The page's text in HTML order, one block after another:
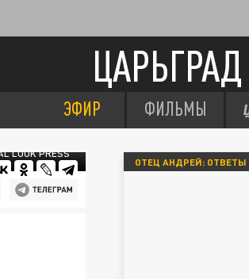
ЦАРЬГРАД
ЭФИР ФИЛЬМЫ
LOOK PRESS
ОТЕЦ АНДРЕЙ: ОТВЕТЫ